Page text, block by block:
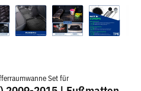
Set für